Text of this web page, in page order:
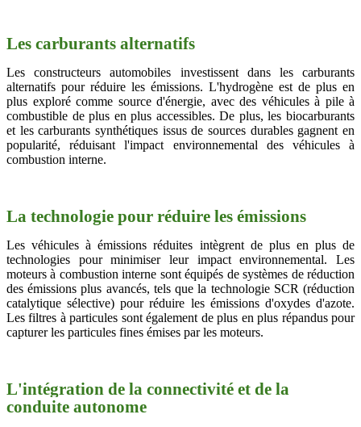
Les carburants alternatifs
Les constructeurs automobiles investissent dans les carburants
alternatifs pour réduire les émissions. L'hydrogène est de plus en
plus exploré comme source d'énergie, avec des véhicules à pile à
combustible de plus en plus accessibles. De plus, les biocarburants
et les carburants synthétiques issus de sources durables gagnent en
popularité, réduisant l'impact environnemental des véhicules à
combustion interne.
La technologie pour réduire les émissions
Les véhicules à émissions réduites intègrent de plus en plus de
technologies pour minimiser leur impact environnemental. Les
moteurs à combustion interne sont équipés de systèmes de réduction
des émissions plus avancés, tels que la technologie SCR (réduction
catalytique sélective) pour réduire les émissions d'oxydes d'azote.
Les filtres à particules sont également de plus en plus répandus pour
capturer les particules fines émises par les moteurs.
L'intégration de la connectivité et de la
conduite autonome